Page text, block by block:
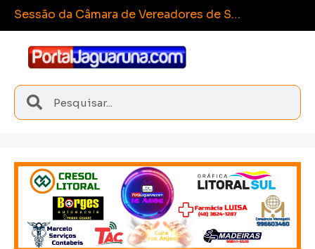
Espo Sangão conquista medalhas inéditas nos Joguinhos Abertos de Santa Catarina